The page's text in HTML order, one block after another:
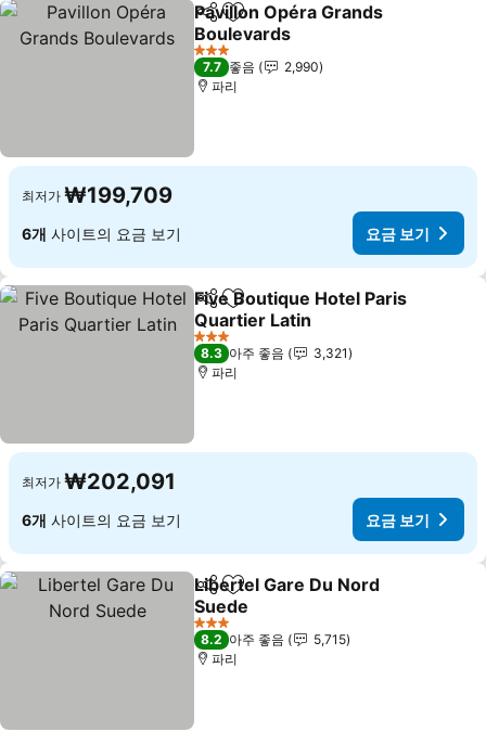
공유 즐겨찾기에 추가
Pavillon Opéra Grands
Boulevards
3 성급
7.7 좋음
2,990
파리
최저가 ₩199,709
6개 사이트의 요금 보기 요금 보기
공유 즐겨찾기에 추가
Five Boutique Hotel Paris
Quartier Latin
3 성급
8.3 아주 좋음
3,321
파리
최저가 ₩202,091
6개 사이트의 요금 보기 요금 보기
공유 즐겨찾기에 추가
Libertel Gare Du Nord
Suede
3 성급
8.2 아주 좋음
5,715
파리